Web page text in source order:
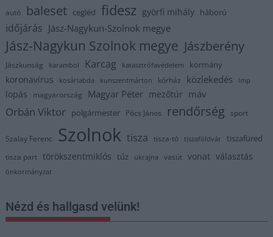
autó baleset cegléd fidesz györfi mihály háború
időjárás Jász-Nagykun-Szolnok megye
Jász-Nagykun Szolnok megye Jászberény
Jászkunság karambol Karcag katasztrófavédelem kormány
koronavírus kosárlabda kunszentmárton kórház közlekedés lmp
lopás magyarország Magyar Péter mezőtúr máv
Orbán Viktor polgármester Pócs János rendőrség sport
Szalay Ferenc Szolnok tisza tisza-tó tiszaföldvár tiszafüred
tisza part törökszentmiklós tűz ukrajna vasút vonat választás
önkormányzat
Nézd és hallgasd velünk!